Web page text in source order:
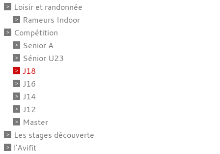
Loisir et randonnée
Rameurs Indoor
Compétition
Senior A
Sénior U23
J18
J16
J14
J12
Master
Les stages découverte
l'Avifit